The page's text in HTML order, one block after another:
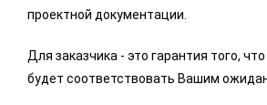
проектной документации.
Для заказчика - это гарантия того,
будет соответствовать Вашим